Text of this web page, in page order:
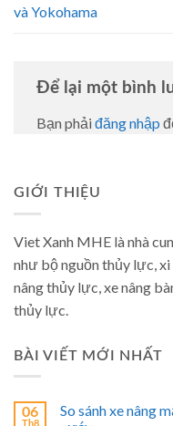
và Yokohama
Để lại một bình
Bạn phải đăng nhập
GIỚI THIỆU
Viet Xanh MHE là nhà
như bộ nguồn thủy lực,
nâng thủy lực, xe nâng
thủy lực.
BÀI VIẾT MỚI NHẤT
06
So sánh xe nâng